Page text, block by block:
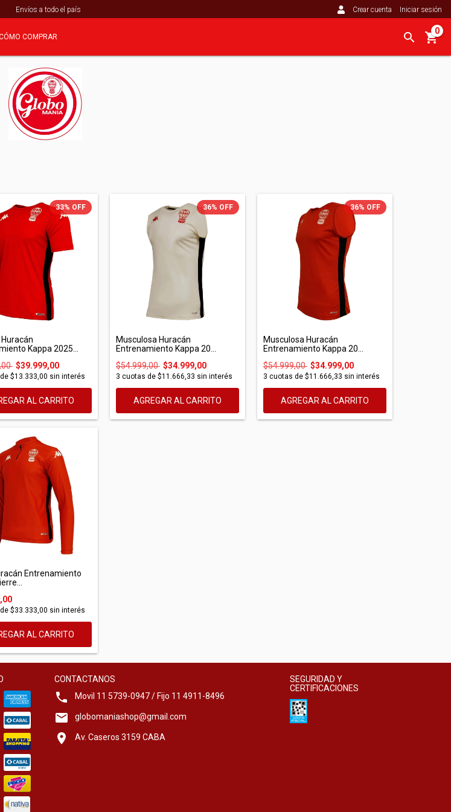
Envíos a todo el país Crear cuenta Iniciar sesión
COMPRAR
0
33% OFF
Kappa 2025...
$39.999,00
$13.333,00 sin interés
AL CARRITO
36% OFF
Musculosa Huracán
Entrenamiento Kappa 20...
$54.999,00 $34.999,00
3 cuotas de $11.666,33 sin interés
AGREGAR AL CARRITO
36% OFF
Musculosa Huracán
Entrenamiento Kappa 20...
$54.999,00 $34.999,00
3 cuotas de $11.666,33 sin interés
AGREGAR AL CARRITO
Entrenamiento
$33.333,00 sin interés
AL CARRITO
CONTACTANOS
Movil 11 5739-0947 / Fijo 11 4911-8496
globomaniashop@gmail.com
Av. Caseros 3159 CABA
SEGURIDAD Y
CERTIFICACIONES